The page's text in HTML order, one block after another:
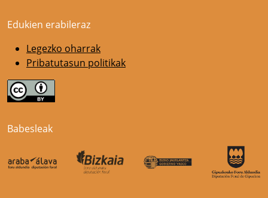
Edukien erabileraz
Legezko oharrak
Pribatutasun politikak
Babesleak